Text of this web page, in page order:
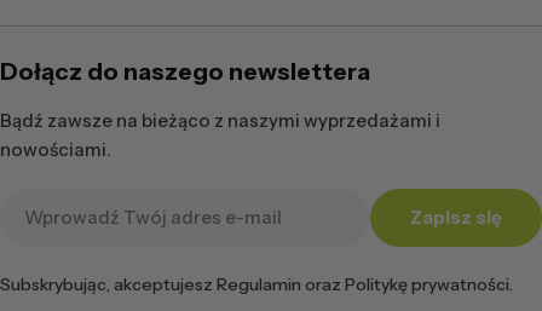
Dołącz do naszego newslettera
Bądź zawsze na bieżąco z naszymi wyprzedażami i
nowościami.
Zapisz się
Subskrybując, akceptujesz Regulamin oraz Politykę prywatności.